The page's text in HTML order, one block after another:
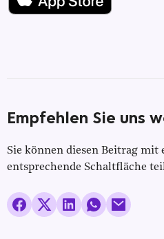
Empfehlen Sie uns
Sie können diesen Beitrag mit
entsprechende Schaltfläche